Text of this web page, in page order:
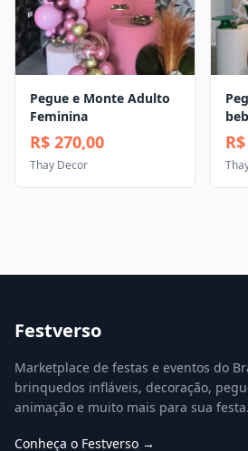
Pegue e Monte Adulto
Feminina
R$ 270,00
Thay Decor
Festverso
Marketplace de festas e eventos do
brinquedos infláveis, decoração,
animação e muito mais para sua festa.
Conheça o Festverso →